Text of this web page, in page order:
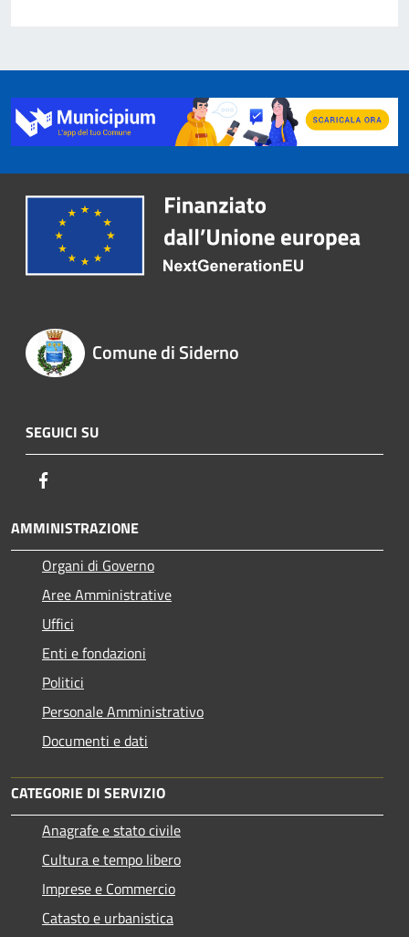
Comune di Siderno
SEGUICI SU
AMMINISTRAZIONE
Organi di Governo
Aree Amministrative
Uffici
Enti e fondazioni
Politici
Personale Amministrativo
Documenti e dati
CATEGORIE DI SERVIZIO
Anagrafe e stato civile
Cultura e tempo libero
Imprese e Commercio
Catasto e urbanistica